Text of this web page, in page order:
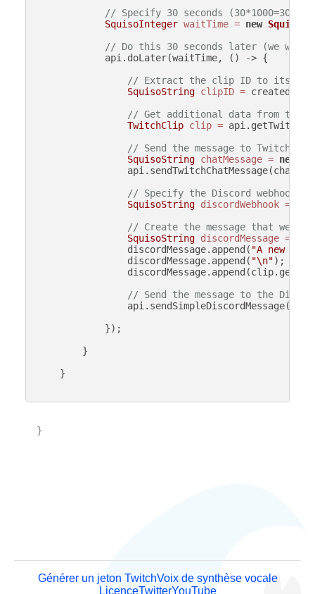
// Specify 30 seconds
SquisoInteger waitTime = new
// Do this 30 seconds later (we wait
            api.doLater(waitTime, () -> {
// Extract the clip ID to its own
SquisoString clipID =
// Get additional data from the
TwitchClip clip =
// Send the message to Twitch
SquisoString chatMessage = new
// Specify the Discord webhook
SquisoString discordWebhook =
// Create the message that we
SquisoString discordMessage =
                discordMessage.append(
"A new
                discordMessage.append(
"\n");
// Send the message to the
            });
        }
    }
}
Générer un jeton TwitchVoix de synthèse vocale
LicenceTwitterYouTube